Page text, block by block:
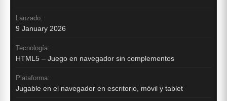
Lanzado:
9 January 2026
Tecnología:
HTML5 – Juego en navegador sin complementos
Plataforma:
Jugable en el navegador en escritorio, móvil y tablet